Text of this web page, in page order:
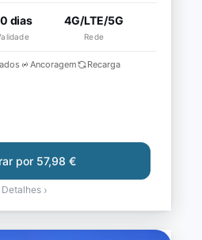
dias 4G/LTE/5G
Rede
Ancoragem Recarga
por 57,98 €
Detalhes ›